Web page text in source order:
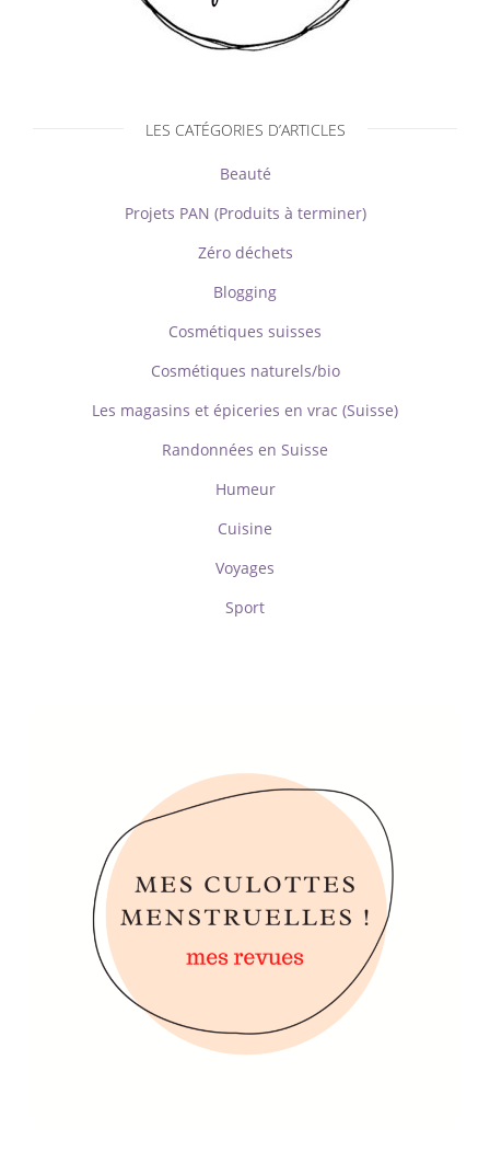
LES CATÉGORIES D’ARTICLES
Beauté
Projets PAN (Produits à terminer)
Zéro déchets
Blogging
Cosmétiques suisses
Cosmétiques naturels/bio
Les magasins et épiceries en vrac (Suisse)
Randonnées en Suisse
Humeur
Cuisine
Voyages
Sport